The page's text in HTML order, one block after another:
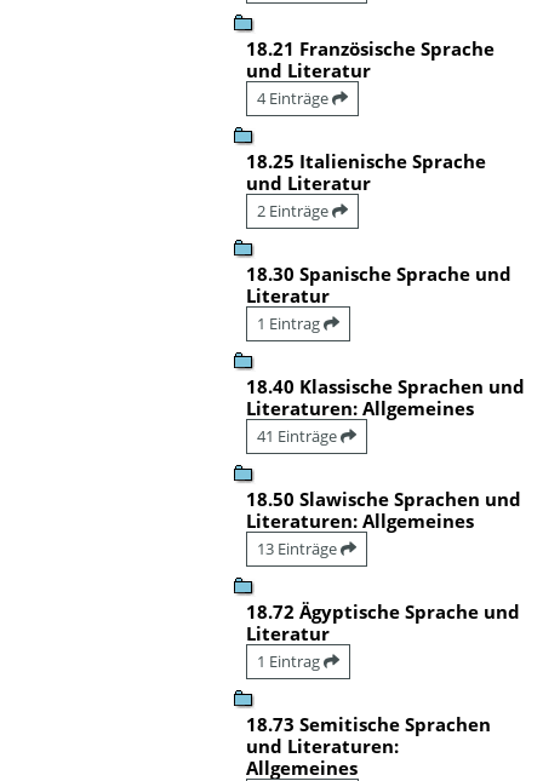
18.21 Französische Sprache
und Literatur
4 Einträge
18.25 Italienische Sprache
und Literatur
2 Einträge
18.30 Spanische Sprache und
Literatur
1 Eintrag
18.40 Klassische Sprachen und
Literaturen: Allgemeines
41 Einträge
18.50 Slawische Sprachen und
Literaturen: Allgemeines
13 Einträge
18.72 Ägyptische Sprache und
Literatur
1 Eintrag
18.73 Semitische Sprachen
und Literaturen:
Allgemeines